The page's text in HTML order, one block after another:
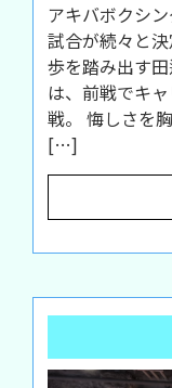
アキバボクシ
試合が続々と
歩を踏み出す
は、前戦でキ
戦。 悔しさを
[…]